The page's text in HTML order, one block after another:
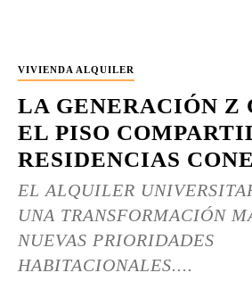
VIVIENDA ALQUILER
LA GENERACIÓN Z
EL PISO
RESIDENCIAS
EL ALQUILER
UNA TRANSFORMACIÓN
NUEVAS PRIORIDADES
HABITACIONALES....